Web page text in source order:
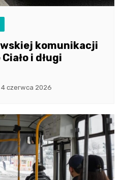
komunikacji
i długi
4 czerwca 2026